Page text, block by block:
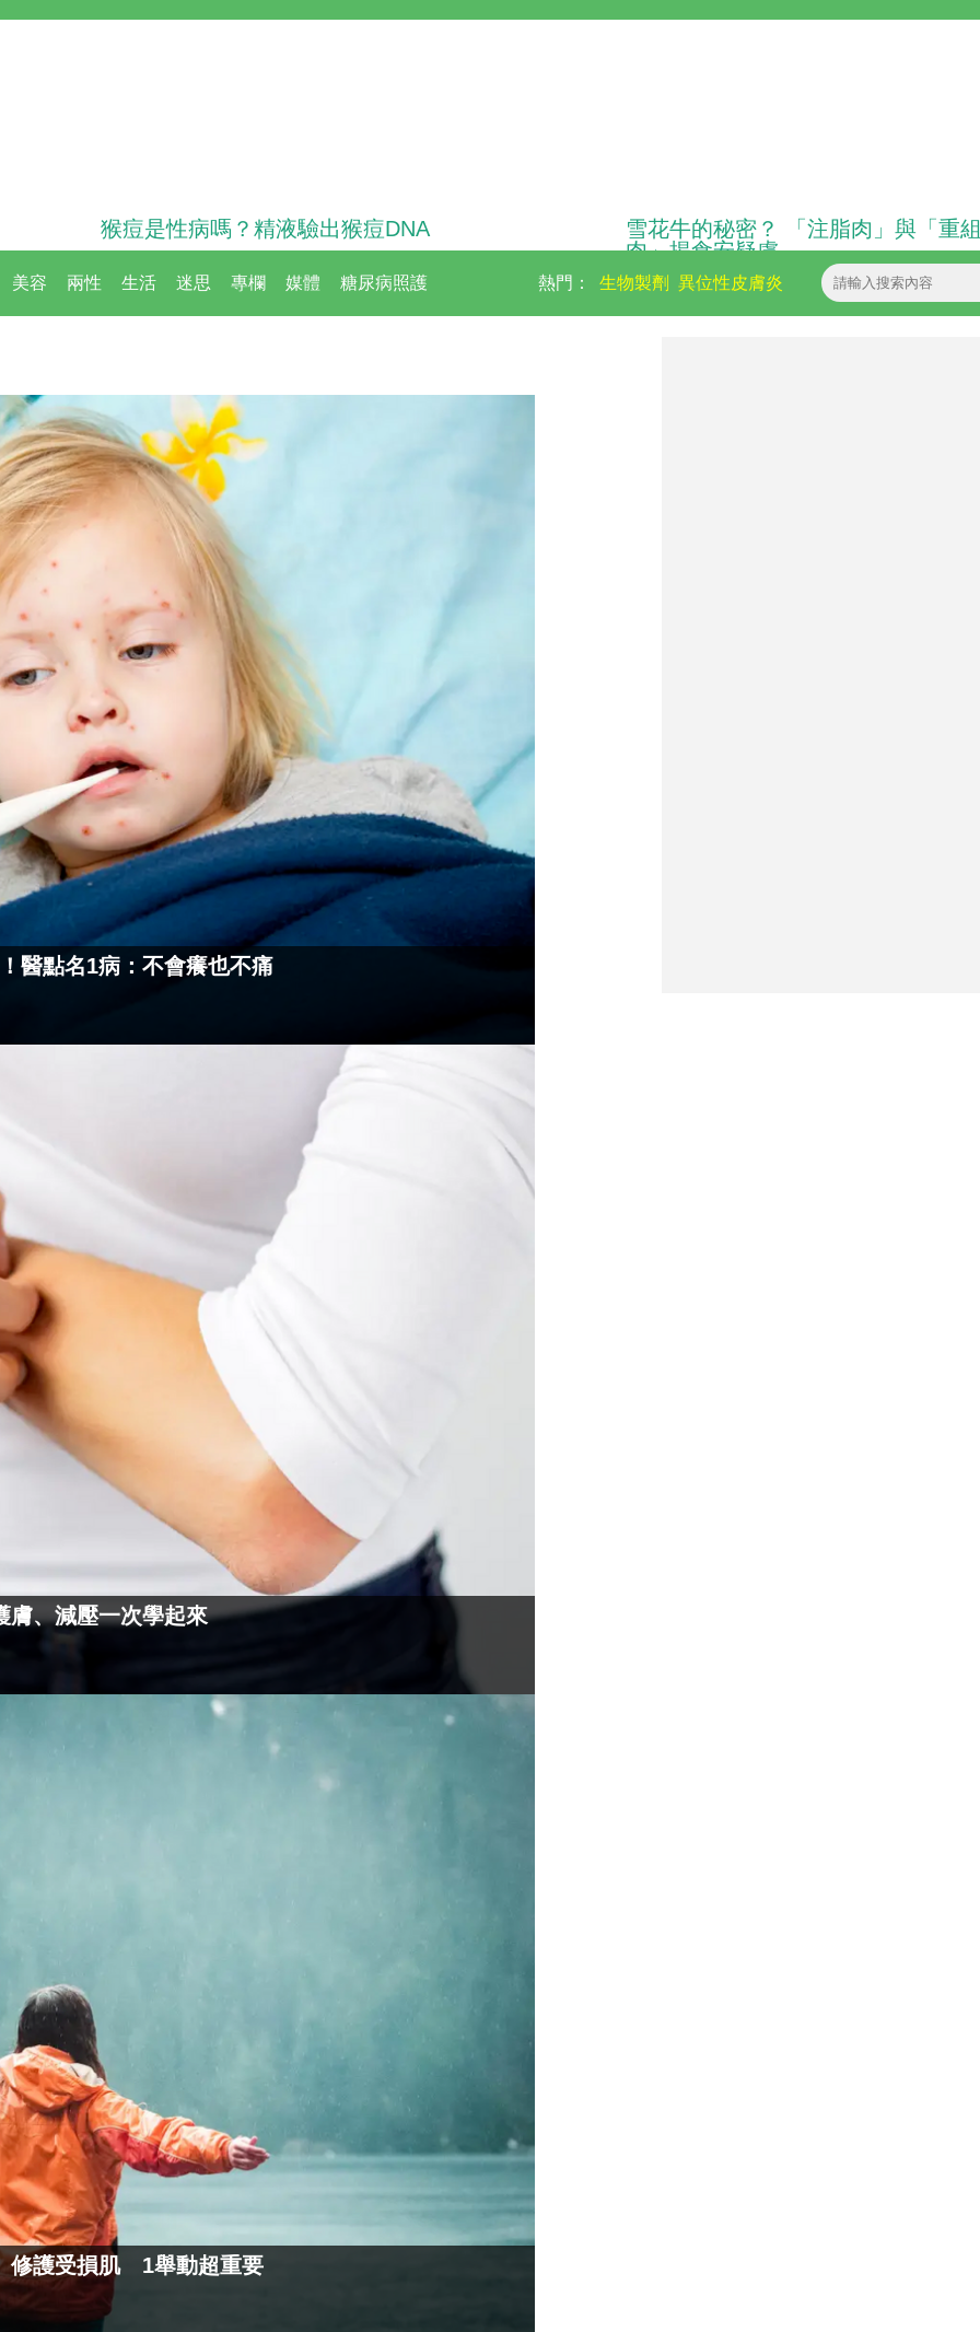
猴痘是性病嗎？精液驗出猴痘DNA
雪花牛的秘密？ 「注脂肉」與「重
肉」揭食安疑慮
美容 兩性 生活 迷思 專欄 媒體 糖尿病照護 異位性皮膚炎
生物製劑
熱門：
醫點名1病：不會癢也不痛
膚、減壓一次學起來
修護受損肌 1舉動超重要